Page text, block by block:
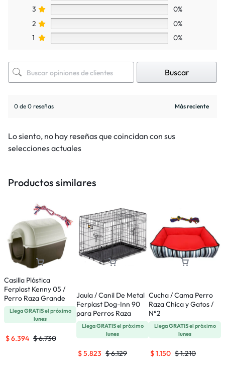
3
0%
2
0%
1
0%
Buscar
0 de 0 reseñas
Lo siento, no hay reseñas que coincidan con sus
selecciones actuales
Productos similares
Casilla Plástica
Ferplast Kenny 05 /
Perro Raza Grande
LlegaGRATISel próximo
lunes
$6.730
$6.394
Jaula / Canil De Metal
Ferplast Dog-Inn 90
para Perros Raza
Mediana
LlegaGRATISel próximo
lunes
$6.129
$5.823
Cucha / Cama Perro
Raza Chica y Gatos /
N°2
LlegaGRATISel próximo
lunes
$1.210
$1.150